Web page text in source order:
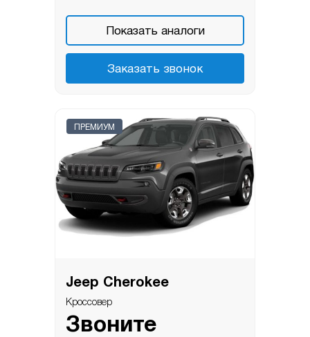
Показать аналоги
Заказать звонок
ПРЕМИУМ
Jeep Cherokee
Кроссовер
Звоните